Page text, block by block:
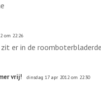
om 22:26
er in de
vrij! dinsdag 17 apr 2012 om 22:30